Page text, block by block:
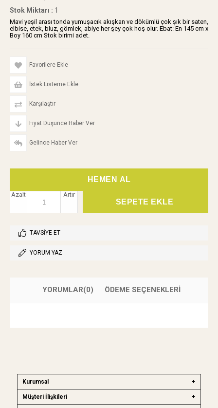
Stok Miktarı : 1
Mavi yeşil arası tonda yumuşacık akışkan ve dökümlü çok şık bir saten,
elbise, etek, bluz, gömlek, abiye her şey çok hoş olur. Ebat: En 145 cm x
Boy 160 cm Stok birimi adet.
Favorilere Ekle
İstek Listeme Ekle
Karşılaştır
Fiyat Düşünce Haber Ver
Gelince Haber Ver
Artır
Azalt
TAVSIYE ET
YORUM YAZ
YORUMLAR(0) ÖDEME SEÇENEKLERI
Kurumsal
Müşteri İlişkileri